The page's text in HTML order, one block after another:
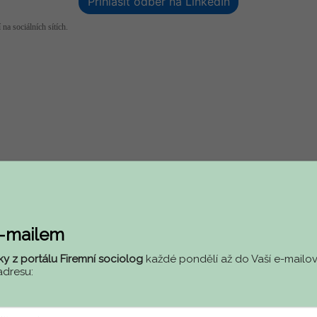
sociálních sítích.
mailem
z portálu Firemní sociolog každé pondělí až do Vaší e-